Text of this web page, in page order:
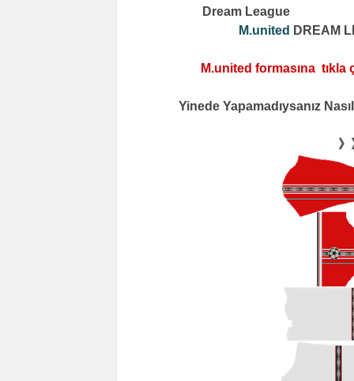
Dream League
M.united DREAM
M.united formasına tıkla
Yinede Yapamadıysanız
》